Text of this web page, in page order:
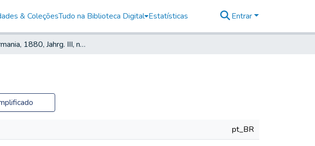
& ColeçõesTudo na Biblioteca Digital Estatísticas Entrar
Germania, 1880, Jahrg. III, nr. 021
pt_BR